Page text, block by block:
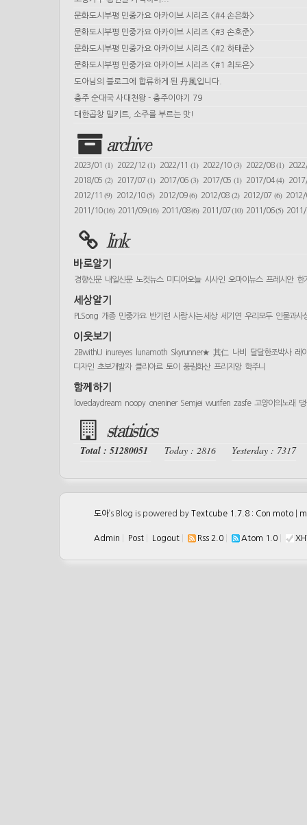
문화도시부평 민중가요 아카이브 시리즈 <#4 손은화>
문화도시부평 민중가요 아카이브 시리즈 <#3 손호준>
문화도시부평 민중가요 아카이브 시리즈 <#2 하태준>
문화도시부평 민중가요 아카이브 시리즈 <#1 최도은>
도아님의 블로그에 합류하게 된 丹風입니다.
충주 순대국 사대천왕 - 충주이야기 79
대한곱창 밀키트, 소주를 부르는 맛!
archive
2023/01 (1) 2022/12(1) 2022/11(1) 2022/10 (3) 2022/08(1)
2018/05 (2) 2017/07(1) 2017/06(3) 2017/05 (1) 2017/04(4)
2012/11(9) 2012/10(5) 2012/09(6) 2012/08 (2) 2012/07 (6)
2011/10(16) 2011/09(16) 2011/08(6) 2011/07(10) 2011/06(5)
link
바로알기
경향신문 내일신문 노컷뉴스 미디어오늘 시사인 오마이뉴스 프레시안 한
세상알기
PLSong 개종 민중가요 반기련 사람 사는 세상 세기연 우리모두 인물과사
이웃보기
2BwithU inureyes lunamoth Skyrunner★ 其仁 나비 달달한조박사 레
디자인 초보개발자 클리아르 토이 풍림화산 프리지앙 학주니
함께하기
lovedaydream noopy oneniner Semjei wurifen zasfe 고양이의노래
statistics
Total : 51280051 Today : 2816 Yesterday : 7317
도아’s Blog is powered by Textcube 1.7.8 : Con moto
Admin Post Logout Rss 2.0 Atom 1.0